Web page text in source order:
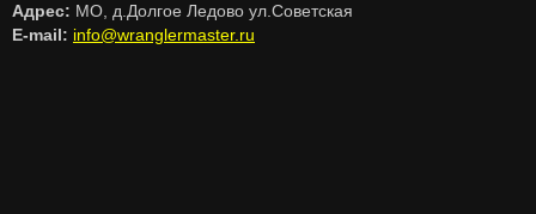
Адрес: МО, д.Долгое Ледово ул.Советская
E-mail: info@wranglermaster.ru